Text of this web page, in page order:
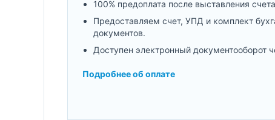
100% предоплата после выставления
Предоставляем счет, УПД и комплект
документов.
Доступен электронный документооборот
Подробнее об оплате